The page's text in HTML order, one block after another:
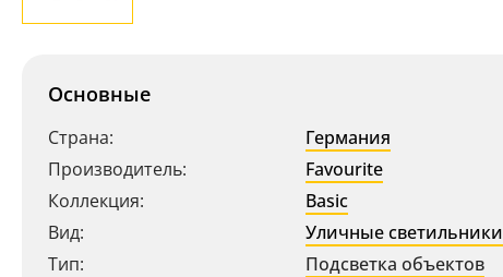
Основные
Страна:
Германия
Производитель:
Favourite
Коллекция:
Basic
Вид:
Уличные светильники
Тип:
Подсветка объектов